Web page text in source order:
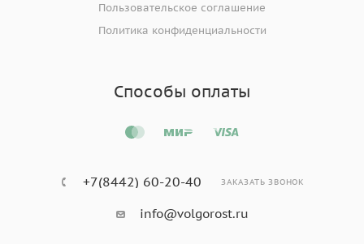
Пользовательское соглашение
Политика конфиденциальности
Способы оплаты
+7(8442) 60-20-40 ЗАКАЗАТЬ ЗВОНОК
info@volgorost.ru